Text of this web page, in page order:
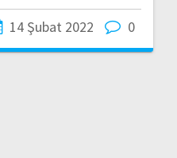
14 Şubat 2022 0